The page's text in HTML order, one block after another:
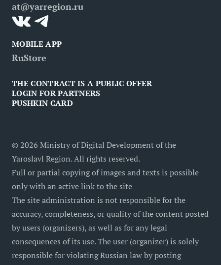
Inclusive tourism
at@yarregion.ru
MOBILE APP
RuStore
THE CONTRACT IS A PUBLIC OFFER
LOGIN FOR PARTNERS
PUSHKIN CARD
© 2026 Ministry of Digital Development of the
Yaroslavl Region. All rights reserved.
Full or partial copying of images and texts is possible
only with an active link to the site
The site administration is not responsible for the
accuracy, completeness, or quality of the content posted
by users (organizers), as well as for any legal
consequences of its use. The user (organizer) is solely
responsible for violating Russian law by posting